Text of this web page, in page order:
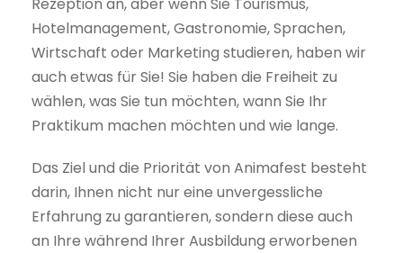
Hotelmanagement, Gastronomie, Sprachen,
Wirtschaft oder Marketing studieren, haben wir
auch etwas für Sie! Sie haben die Freiheit zu
wählen, was Sie tun möchten, wann Sie Ihr
Praktikum machen möchten und wie lange.
Das Ziel und die Priorität von Animafest besteht
darin, Ihnen nicht nur eine unvergessliche
Erfahrung zu garantieren, sondern diese auch
an Ihre während Ihrer Ausbildung erworbenen